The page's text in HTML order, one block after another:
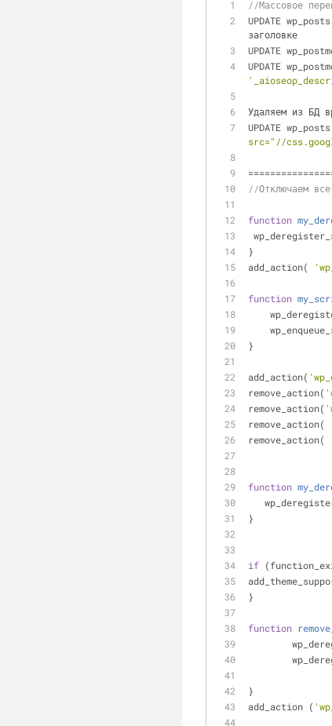
//Массовое
UPDATE
заголовке
UPDATE
UPDATE
Удаляем из БД
UPDATE
src="//
//Отключаем
function
}
add_action(
function
}
add_action(
remove_action(
remove_action(
remove_action(
remove_action(
function
}
if
}
function
}
add_action (